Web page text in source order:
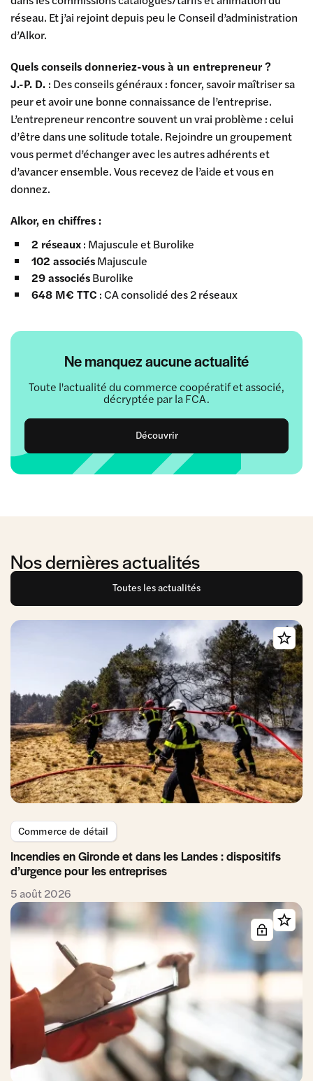
Ne manquez aucune actualité
Toute l'actualité du commerce coopératif et associé,
décryptée par la FCA.
Découvrir
réseau. Et j’ai rejoint depuis peu le Conseil d’administration
d’Alkor.
Quels conseils donneriez-vous à un entrepreneur ?
J.-P. D. : Des conseils généraux : foncer, savoir maîtriser sa
peur et avoir une bonne connaissance de l’entreprise.
L’entrepreneur rencontre souvent un vrai problème : celui
d’être dans une solitude totale. Rejoindre un groupement
vous permet d’échanger avec les autres adhérents et
d’avancer ensemble. Vous recevez de l’aide et vous en
donnez.
Alkor, en chiffres :
2 réseaux: Majuscule et Burolike
102 associésMajuscule
29 associésBurolike
648 M€ TTC : CA consolidé des 2 réseaux
Nos dernières actualités
Toutes les actualités
Commerce de détail
Incendies en Gironde et dans les Landes : dispositifs
d’urgence pour les entreprises
5 août 2026